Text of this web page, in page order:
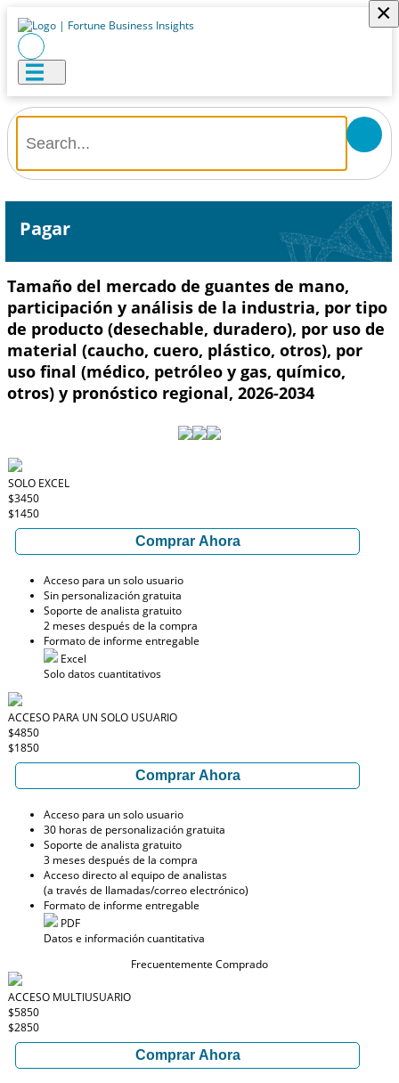
×
Pagar
Tamaño del mercado de guantes de mano,
participación y análisis de la industria, por tipo
de producto (desechable, duradero), por uso de
material (caucho, cuero, plástico, otros), por
uso final (médico, petróleo y gas, químico,
otros) y pronóstico regional, 2026-2034
SOLO EXCEL
$3450
$1450
Comprar Ahora
Acceso para un solo usuario
Sin personalización gratuita
Soporte de analista gratuito
2 meses después de la compra
Formato de informe entregable
Excel
Solo datos cuantitativos
ACCESO PARA UN SOLO USUARIO
$4850
$1850
Comprar Ahora
Acceso para un solo usuario
30 horas de personalización gratuita
Soporte de analista gratuito
3 meses después de la compra
Acceso directo al equipo de analistas
(a través de llamadas/correo electrónico)
Formato de informe entregable
PDF
Datos e información cuantitativa
Frecuentemente Comprado
ACCESO MULTIUSUARIO
$5850
$2850
Comprar Ahora